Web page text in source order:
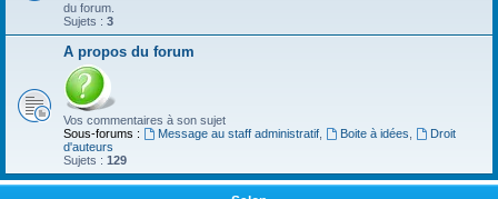
du forum.
Sujets : 3
A propos du forum
Vos commentaires à son sujet
Sous-forums :
Message au staff administratif, Boite à idées
Droit
d'auteurs
Sujets : 129